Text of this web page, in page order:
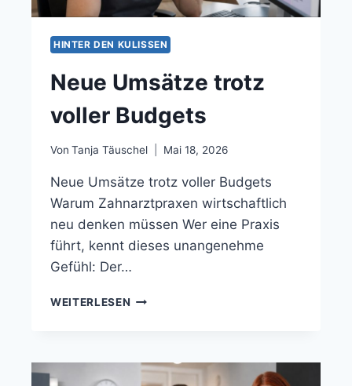
HINTER DEN KULISSEN
Neue Umsätze trotz
voller Budgets
Von Tanja Täuschel Mai 18, 2026
Neue Umsätze trotz voller Budgets
Warum Zahnarztpraxen wirtschaftlich
neu denken müssen Wer eine Praxis
führt, kennt dieses unangenehme
Gefühl: Der…
WEITERLESEN